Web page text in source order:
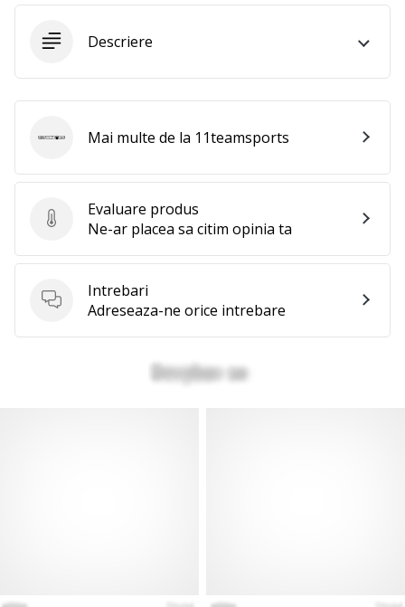
Descriere
Evaluare produs
Evaluare produs
Ne-ar placea sa citim opinia ta
Intrebari
Intrebari
Adreseaza-ne orice intrebare
11teamsports
Mai multe de la 11teamsports